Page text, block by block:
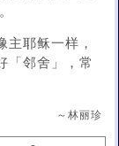
主耶稣一样，
「邻舍」，常
～林丽珍